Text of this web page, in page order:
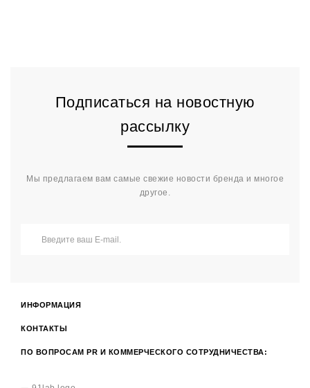
Подписаться на новостную
рассылку
Мы предлагаем вам самые свежие новости бренда и многое
другое.
ИНФОРМАЦИЯ
КОНТАКТЫ
ПО ВОПРОСАМ PR И КОММЕРЧЕСКОГО СОТРУДНИЧЕСТВА: